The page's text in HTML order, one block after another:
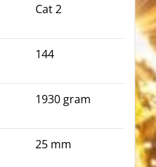
Cat 2
144
1930 gram
25 mm